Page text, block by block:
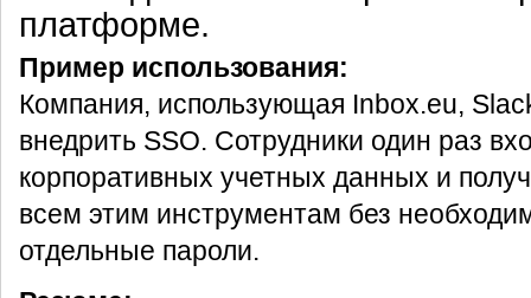
платформе.
Пример использования:
Компания, использующая Inbox.eu,
внедрить SSO. Сотрудники один раз
корпоративных учетных данных и
всем этим инструментам без
отдельные пароли.